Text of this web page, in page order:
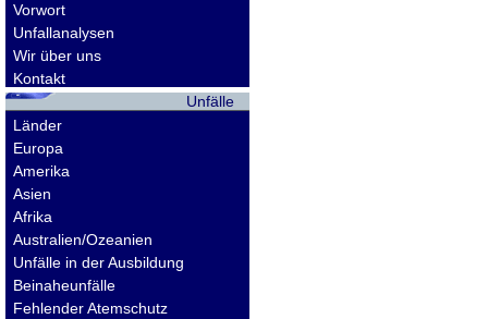
Vorwort
Unfallanalysen
Wir über uns
Kontakt
Unfälle
Länder
Europa
Amerika
Asien
Afrika
Australien/Ozeanien
Unfälle in der Ausbildung
Beinaheunfälle
Fehlender Atemschutz